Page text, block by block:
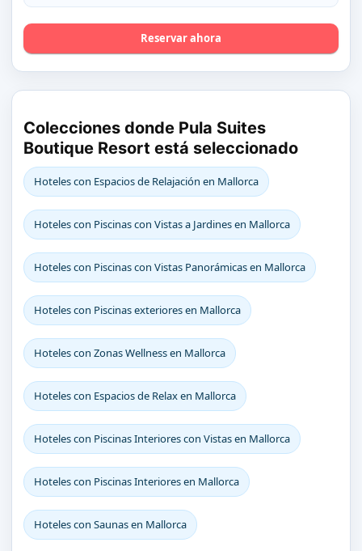
Reservar ahora
Colecciones donde Pula Suites
Boutique Resort está seleccionado
Hoteles con Espacios de Relajación en Mallorca
Hoteles con Piscinas con Vistas a Jardines en Mallorca
Hoteles con Piscinas con Vistas Panorámicas en Mallorca
Hoteles con Piscinas exteriores en Mallorca
Hoteles con Zonas Wellness en Mallorca
Hoteles con Espacios de Relax en Mallorca
Hoteles con Piscinas Interiores con Vistas en Mallorca
Hoteles con Piscinas Interiores en Mallorca
Hoteles con Saunas en Mallorca